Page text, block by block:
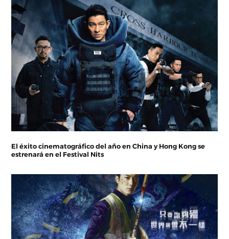
El éxito cinematográfico del año en China y Hong Kong se
estrenará en el Festival Nits